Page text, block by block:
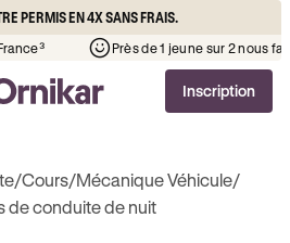
PERMIS EN 4X SANS FRAIS.
¹ 1ère auto-école de France³
Inscription
/Cours/Mécanique Véhicule/
de conduite de nuit